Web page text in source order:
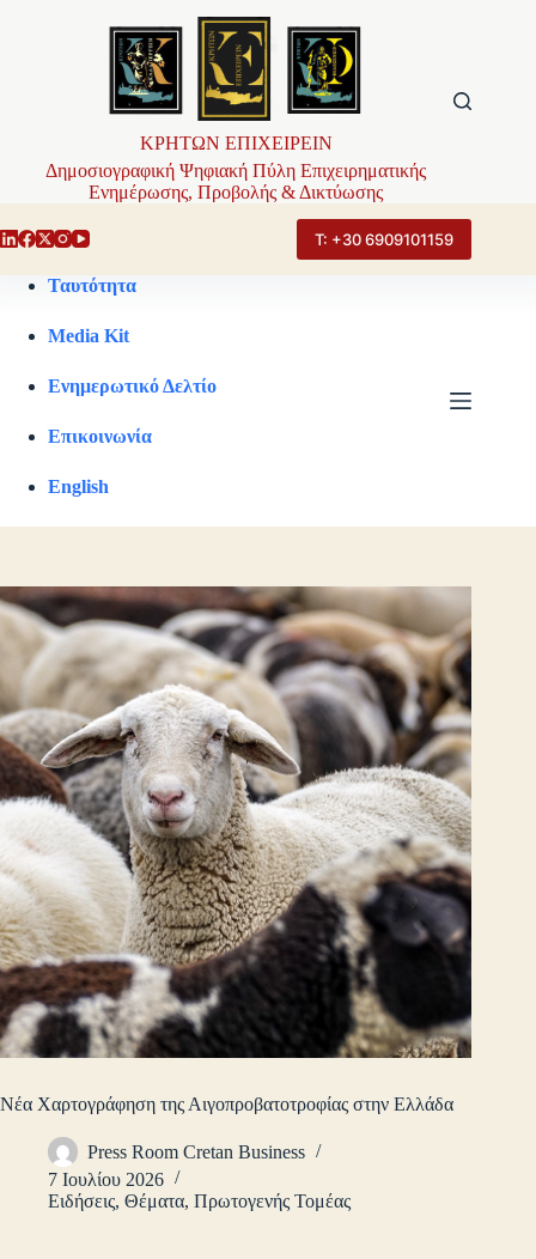
ΚΡΗΤΩΝ ΕΠΙΧΕΙΡΕΙΝ
Δημοσιογραφική Ψηφιακή Πύλη Επιχειρηματικής
Ενημέρωσης, Προβολής & Δικτύωσης
Τ: +30 6909101159
Ταυτότητα
Media Kit
Ενημερωτικό Δελτίο
Επικοινωνία
English
Νέα Χαρτογράφηση της Αιγοπροβατοτροφίας στην Ελλάδα
Press Room Cretan Business
7 Ιουλίου 2026
Ειδήσεις, Θέματα, Πρωτογενής Τομέας